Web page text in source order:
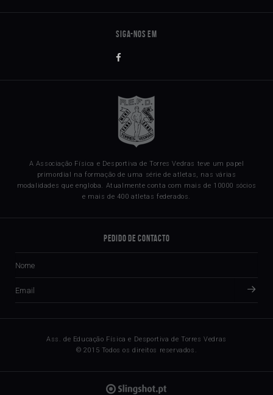
A Associação Física e Desportiva de Torres Vedras teve um papel
primordial na formação de uma série de atletas, nas várias
modalidades que engloba. Atualmente conta com mais de 10000 sócios
e mais de 400 atletas federados.
Pedido de Contacto
Ass. de Educação Física e Desportiva de Torres Vedras
© 2015 Todos os direitos reservados.